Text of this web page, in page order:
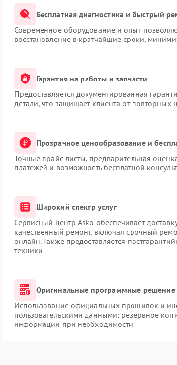
Бесплатная диагностика и быстрый
Современное оборудование и опыт
восстановление в кратчайшие сроки,
Гарантия на работы и запчасти
Предоставляется документированная
детали, что защищает клиента от повторных
Прозрачное ценообразование и
Точные прайс-листы, предварительная
платежей и возможность бесплатной
Широкий спектр услуг
Сервисный центр Asko обеспечивает
качественный ремонт, включая срочный
онлайн. Также предоставляется
техники
Оригинальные программные
Использование официальных прошивок и
пользовательскими данными: резервное
информации при необходимости